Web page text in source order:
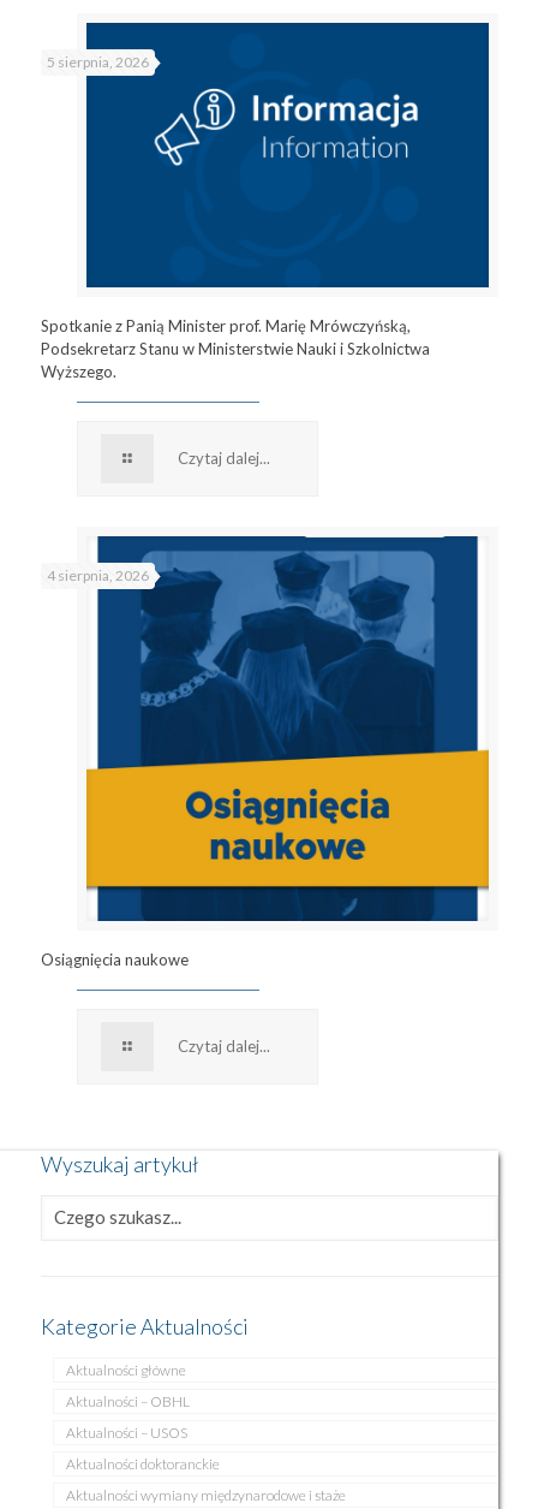
5 sierpnia, 2026
Spotkanie z Panią Minister prof. Marię Mrówczyńską,
Podsekretarz Stanu w Ministerstwie Nauki i Szkolnictwa
Wyższego.
Czytaj dalej...
4 sierpnia, 2026
Osiągnięcia naukowe
Czytaj dalej...
Wyszukaj artykuł
Kategorie Aktualności
Aktualności główne
Aktualności – OBHL
Aktualności – USOS
Aktualności doktoranckie
Aktualności wymiany międzynarodowe i staże